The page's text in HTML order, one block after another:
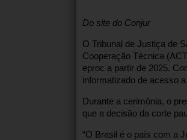
Do site do Conjur
O Tribunal de Justiça de
Cooperação Técnica
eproc a partir de 2025.
informatizado de acesso
Durante a cerimônia, o
que a decisão da corte
“O Brasil é o país com a